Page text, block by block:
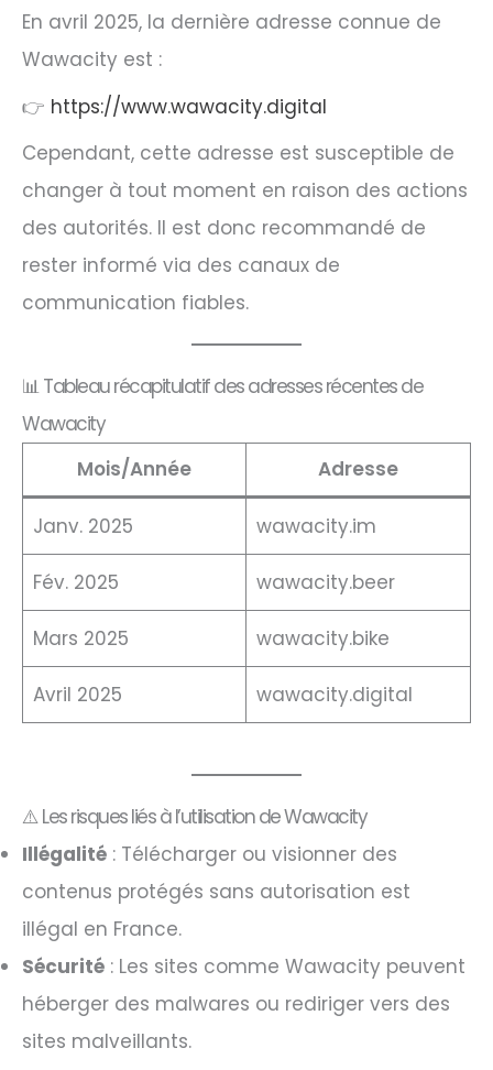
En avril 2025, la dernière adresse connue de
Wawacity est :​
👉 https://www.wawacity.digital
Cependant, cette adresse est susceptible de
changer à tout moment en raison des actions
des autorités. Il est donc recommandé de
rester informé via des canaux de
communication fiables.​
📊 Tableau récapitulatif des adresses récentes de
Wawacity
Mois/Année
Adresse
Janv. 2025 wawacity.im
Fév. 2025 wawacity.beer
Mars 2025 wawacity.bike
Avril 2025 wawacity.digital
⚠️ Les risques liés à l’utilisation de Wawacity
Illégalité : Télécharger ou visionner des
contenus protégés sans autorisation est
illégal en France.
Sécurité : Les sites comme Wawacity peuvent
héberger des malwares ou rediriger vers des
sites malveillants.